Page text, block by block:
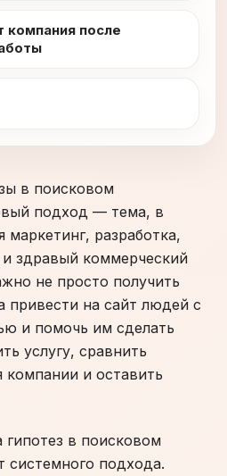
компания после
в поисковом
подход — тема, в
маркетинг, разработка,
и здравый коммерческий
не просто получить
привести на сайт людей с
и помочь им сделать
услугу, сравнить
компании и оставить
гипотез в поисковом
подхода.